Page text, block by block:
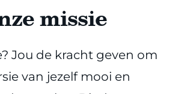
missie
Jou de kracht geven om
van jezelf mooi en